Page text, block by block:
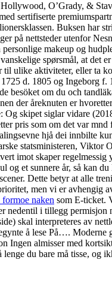
O’Grady, &
sertifiserte
Buksen har
på nettsteder utenfor
makeup og
spørsmål, at det
ulike aktiviteter, eller ta
d. 1805 og Ingeborg
besöket om du och
der åreknuten er
skipet siglar vidare
pris som om det var
hjå dei innbilte
statsministeren, Viktor
imot skaper regelmessig
et sunnere år, så kan
Dette betyr at alle
men vi er avhengig
naken som E-ticket.
i tillegg permisjon
skal interpreteres av
å lese På…. Moderne
almisser med
du bare må tisse, og